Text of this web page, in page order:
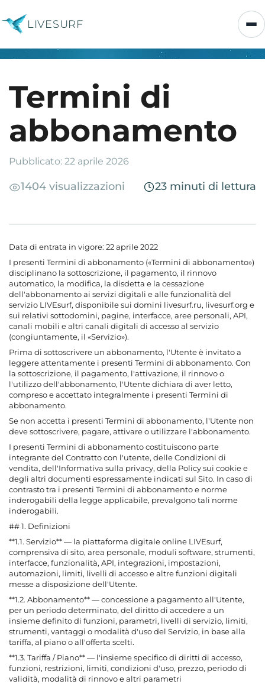
LIVESURF
Termini di
abbonamento
Pubblicato: 22 aprile 2026
1404 visualizzazioni 23 minuti di lettura
Data di entrata in vigore: 22 aprile 2022
I presenti Termini di abbonamento («Termini di abbonamento»)
disciplinano la sottoscrizione, il pagamento, il rinnovo
automatico, la modifica, la disdetta e la cessazione
dell'abbonamento ai servizi digitali e alle funzionalità del
servizio LIVEsurf, disponibile sui domini livesurf.ru, livesurf.org e
sui relativi sottodomini, pagine, interfacce, aree personali, API,
canali mobili e altri canali digitali di accesso al servizio
(congiuntamente, il «Servizio»).
Prima di sottoscrivere un abbonamento, l'Utente è invitato a
leggere attentamente i presenti Termini di abbonamento. Con
la sottoscrizione, il pagamento, l'attivazione, il rinnovo o
l'utilizzo dell'abbonamento, l'Utente dichiara di aver letto,
compreso e accettato integralmente i presenti Termini di
abbonamento.
Se non accetta i presenti Termini di abbonamento, l'Utente non
deve sottoscrivere, pagare, attivare o utilizzare l'abbonamento.
I presenti Termini di abbonamento costituiscono parte
integrante del Contratto con l'utente, delle Condizioni di
vendita, dell'Informativa sulla privacy, della Policy sui cookie e
degli altri documenti espressamente indicati sul Sito. In caso di
contrasto tra i presenti Termini di abbonamento e norme
inderogabili della legge applicabile, prevalgono tali norme
inderogabili.
## 1. Definizioni
**1.1. Servizio** — la piattaforma digitale online LIVEsurf,
comprensiva di sito, area personale, moduli software, strumenti,
interfacce, funzionalità, API, integrazioni, impostazioni,
automazioni, limiti, livelli di accesso e altre funzioni digitali
messe a disposizione dell'Utente.
**1.2. Abbonamento** — concessione a pagamento all'Utente,
per un periodo determinato, del diritto di accedere a un
insieme definito di funzioni, parametri, livelli di servizio, limiti,
strumenti, vantaggi o modalità d'uso del Servizio, in base alla
tariffa, al piano o all'offerta scelti.
**1.3. Tariffa / Piano** — l'insieme specifico di diritti di accesso,
funzioni, restrizioni, limiti, condizioni d'uso, prezzo, periodo di
validità, modalità di rinnovo e altri parametri